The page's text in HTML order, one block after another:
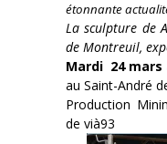
étonnante
La sculpture de
de Montreuil,
Mardi 24 mars
au Saint-André
Production
de vià93